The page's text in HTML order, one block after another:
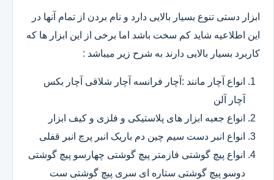
ابزار دستی تنوع بسیار بالایی دارد و نام بردن از تمام آنها در
این اطلاعیه شاید کم سخت باشد اما برخی از این ابزار ها که
کاربرد بسیار بالایی دارند به شرح زیر میباشد :
انواع آچار مانند :آچار فرانسه آچار شلاقی آچار بکس
آچار آلن
انواع جعبه ابزار های پلاستیکی و فلزی و کیف ابزار
انواع انبر دست سیم چین دم باریک انبر پرچ انبر قفلی
انواع پیچ گوشتی فازمتر پیچ گوشتی چهارسو پیچ گوشتی
دوسو پیچ گوشتی ستاره ای سری پیچ گوشتی ست